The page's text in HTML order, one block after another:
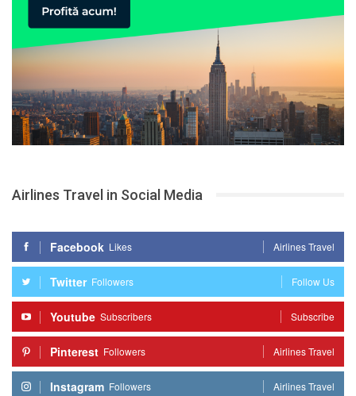
Airlines Travel in Social Media
Facebook Likes Airlines Travel
Twitter Followers Follow Us
Youtube Subscribers Subscribe
Pinterest Followers Airlines Travel
Instagram Followers Airlines Travel